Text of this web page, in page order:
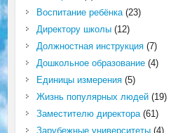
Воспитание ребёнка(23)
Директору школы(12)
Должностная инструкция(7)
Дошкольное образование(4)
Единицы измерения(5)
Жизнь популярных людей(19)
Заместителю директора(61)
Зарубежные университеты(4)